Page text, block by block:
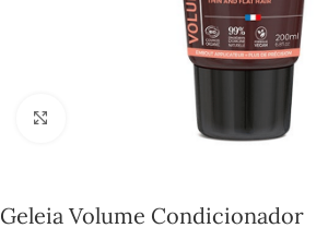
Geleia Volume Condicionador